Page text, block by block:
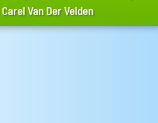
Carel Van Der Velden